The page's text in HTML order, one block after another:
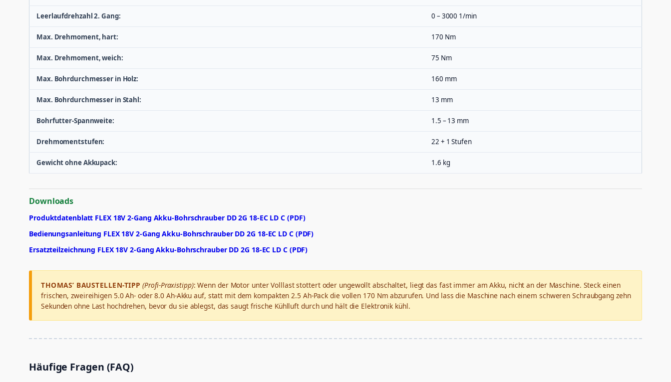
Leerlaufdrehzahl 2. Gang: 0 – 3000 1/min
Max. Drehmoment, hart: 170 Nm
Max. Drehmoment, weich: 75 Nm
Max. Bohrdurchmesser in Holz: 160 mm
Max. Bohrdurchmesser in Stahl: 13 mm
Bohrfutter-Spannweite: 1.5 – 13 mm
Drehmomentstufen: 22 + 1 Stufen
Gewicht ohne Akkupack: 1.6 kg
Downloads
Produktdatenblatt FLEX 18V 2-Gang Akku-Bohrschrauber DD 2G 18-EC LD C (PDF)
Bedienungsanleitung FLEX 18V 2-Gang Akku-Bohrschrauber DD 2G 18-EC LD C (PDF)
Ersatzteilzeichnung FLEX 18V 2-Gang Akku-Bohrschrauber DD 2G 18-EC LD C (PDF)
THOMAS’ BAUSTELLEN-TIPP (Profi-Praxistipp): Wenn der Motor unter Volllast stottert oder ungewollt abschaltet, liegt das fast immer am Akku, nicht an der Maschine. Steck einen
frischen, zweireihigen 5.0 Ah- oder 8.0 Ah-Akku auf, statt mit dem kompakten 2.5 Ah-Pack die vollen 170 Nm abzurufen. Und lass die Maschine nach einem schweren Schraubgang zehn
Sekunden ohne Last hochdrehen, bevor du sie ablegst, das saugt frische Kühlluft durch und hält die Elektronik kühl.
Häufige Fragen (FAQ)